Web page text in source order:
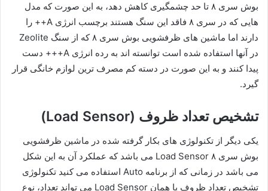
بوش سری ۸ تا حد چشمگیری کاهش دهد، به این صورت که مدل
هایی که در سری ۸ فاقد این سنگ هستند برچسب انرژی A++ را
دارند اما ماشین‌ های ظرفشویی بوش سری ۸ که از سنگ Zeolite
در آنها استفاده شده است توانسته اند به رده انرژی A+++ دست
پیدا کنند و به این صورت در دسته کم مصرف ترین لوازم خانگی قرار
گیرد.
تشخیص تعداد ظروف (Load Sensor)
یکی دیگر از تکنولوژی های بکار گرفته شده در ماشین ظرفشویی
بوش سری ۸ Load Sensor می باشد که عملکرد آن به این شکل
می باشد در زمانی که از برنامه Auto استفاده می کنید تکنولوژی
تشخیص تعداد ظروف یا همان Load Sensor می تواند تعداد، نوع